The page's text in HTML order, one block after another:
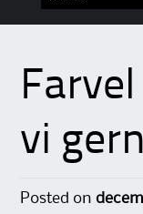
vi
Posted on